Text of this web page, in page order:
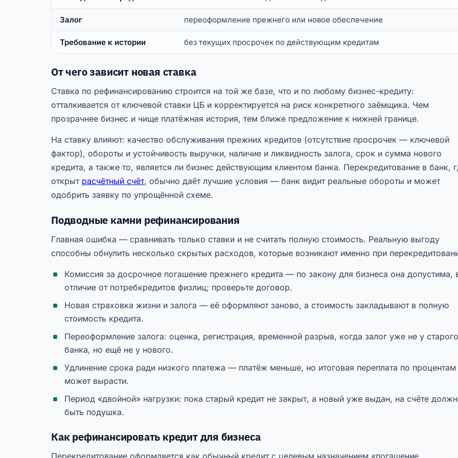
Залог переоформление прежнего или новое обеспечение
Требование к истории без текущих просрочек по действующим кредитам
От чего зависит новая ставка
Ставка по рефинансированию строится на той же базе, что и по любому бизнес-кредиту:
отталкивается от ключевой ставки ЦБ и корректируется на риск конкретного заёмщика. Чем
прозрачнее бизнес и чище платёжная история, тем ближе предложение к нижней границе.
На ставку влияют: качество обслуживания прежних кредитов (отсутствие просрочек — ключевой
фактор), обороты и устойчивость выручки, наличие и ликвидность залога, срок и сумма нового
кредита, а также то, является ли бизнес действующим клиентом банка. Перекредитование в банк,
открыт расчётный счёт, обычно даёт лучшие условия — банк видит реальные обороты и может
одобрить заявку по упрощённой схеме.
Подводные камни рефинансирования
Главная ошибка — сравнивать только ставки и не считать полную стоимость. Реальную выгоду
способны обнулить несколько скрытых расходов, которые возникают именно при
Комиссия за досрочное погашение прежнего кредита — по закону для бизнеса она допустима,
отличие от потребкредитов физлиц; проверьте договор.
Новая страховка жизни и залога — её оформляют заново, а стоимость закладывают в полную
стоимость кредита.
Переоформление залога: оценка, регистрация, временной разрыв, когда залог уже не у старого
банка, но ещё не у нового.
Удлинение срока ради низкого платежа — платёж меньше, но итоговая переплата по процентам
может вырасти.
Период «двойной» нагрузки: пока старый кредит не закрыт, а новый уже выдан, на счёте
быть подушка.
Как рефинансировать кредит для бизнеса
Перекредитование оформляется как обычный кредит с целевым назначением «погашение